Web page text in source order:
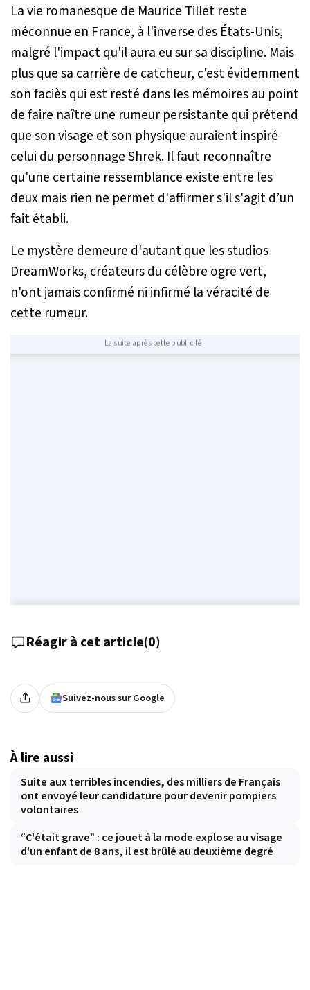
La vie romanesque de Maurice Tillet reste
méconnue en France, à l'inverse des États-Unis,
malgré l'impact qu'il aura eu sur sa discipline. Mais
plus que sa carrière de catcheur, c'est évidemment
son faciès qui est resté dans les mémoires au point
de faire naître une rumeur persistante qui prétend
que son visage et son physique auraient inspiré
celui du personnage Shrek. Il faut reconnaître
qu'une certaine ressemblance existe entre les
deux mais rien ne permet d'affirmer s'il s'agit d’un
fait établi.
Le mystère demeure d'autant que les studios
DreamWorks, créateurs du célèbre ogre vert,
n'ont jamais confirmé ni infirmé la véracité de
cette rumeur.
La suite après cette publicité
Réagir à cet article(0)
Suivez-nous sur Google
À lire aussi
Suite aux terribles incendies, des milliers de Français
ont envoyé leur candidature pour devenir pompiers
volontaires
“C'était grave” : ce jouet à la mode explose au visage
d'un enfant de 8 ans, il est brûlé au deuxième degré